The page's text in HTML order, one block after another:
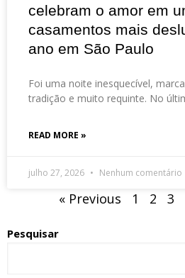
celebram o amor em
casamentos mais
ano em São Paulo
Foi uma noite inesquecível,
tradição e muito requinte. No
READ MORE »
julho 27, 2026 Nenhum comentário
« Previous 1 2 3
Pesquisar